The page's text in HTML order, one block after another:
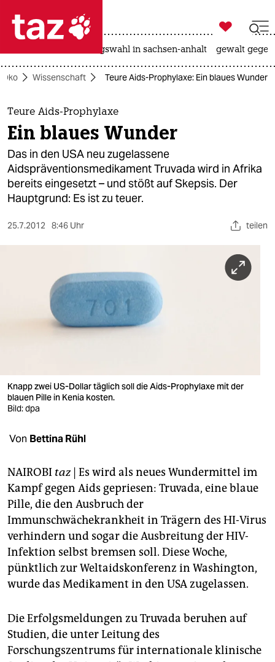
 taz zahl ich
taz zahl ich
themen
politik
öko
gesellschaft
kultur
sport
wahrheit
verlag
veranstaltungen
unterstützen
abo
genossenschaft
epaper login

taz zahl ich
landtagswahl in sachsen-anhalt gewalt
Öko Wissenschaft Teure Aids-Prophylaxe: Ein blaues Wunder
Teure Aids-Prophylaxe
Ein blaues Wunder
Das in den USA neu zugelassene
Aidspräventionsmedikament Truvada wird in Afrika
bereits eingesetzt – und stößt auf Skepsis. Der
Hauptgrund: Es ist zu teuer.
25.7.2012 8:46 Uhr teilen
Knapp zwei US-Dollar täglich soll die Aids-Prophylaxe mit der
blauen Pille in Kenia kosten.
Bild: dpa
Von Bettina Rühl
NAIROBI taz| Es wird als neues Wundermittel im
Kampf gegen Aids gepriesen: Truvada, eine blaue
Pille, die den Ausbruch der
Immunschwächekrankheit in Trägern des HI-Virus
verhindern und sogar die Ausbreitung der HIV-
Infektion selbst bremsen soll. Diese Woche,
pünktlich zur Weltaidskonferenz in Washington,
wurde das Medikament in den USA zugelassen.
Die Erfolgsmeldungen zu Truvada beruhen auf
Studien, die unter Leitung des
Forschungszentrums für internationale klinische